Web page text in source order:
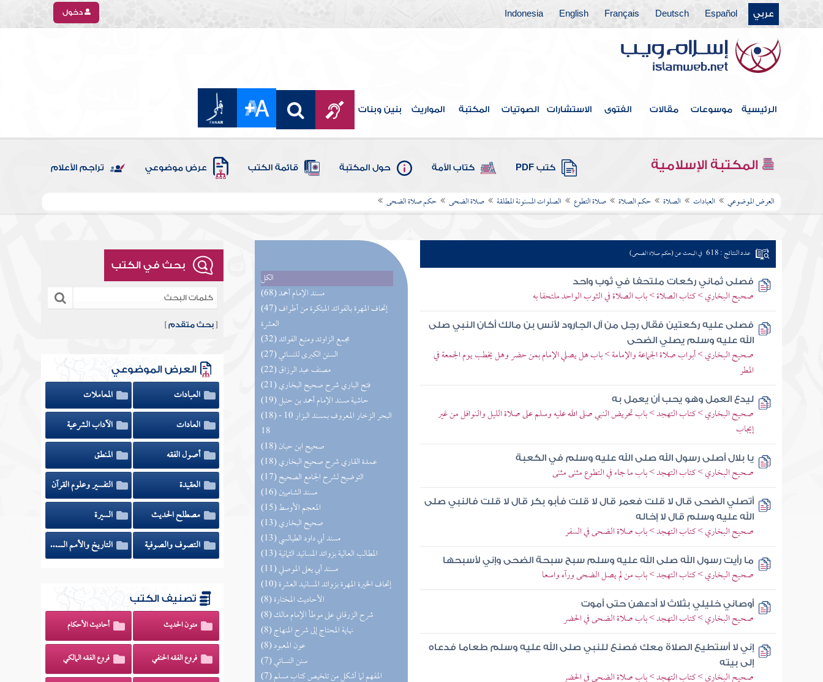
عربي Español
Deutsch
Français
English
Indonesia دخول
الرئيسية موسوعات مقالات الفتوى الاستشارات الصوتيات المكتبة المواريث بنين وبنات
المكتبة الإسلامية كتب PDF كتاب الأمة حول المكتبة قائمة الكتب عرض موضوعي تراجم الأعلام
العرض الموضوعي العبادات الصلاة حكم الصلاة صلاة التطوع الصلوات المسنونة المطلقة صلاة الضحى حكم صلاة الضحى
الكل
(68) مسند الإمام أحمد
(47) إتحاف المهرة بالفوائد المبتكرة من أطراف
العشرة
(32) مجمع الزاوئد ومنبع الفوائد
(27) السنن الكبرى للنسائي
(22) مصنف عبد الرزاق
(21) فتح الباري شرح صحيح البخاري
(19) حاشية مسند الإمام أحمد بن حنبل
(18) البحر الزخار المعروف بمسند البزار 10 -
18
(18) صحيح ابن حبان
(18) عمدة القاري شرح صحيح البخاري
(17) التوضيح لشرح الجامع الصحيح
(16) مسند الشاميين
(15) المعجم الأوسط
(13) صحيح البخاري
(13) مسند أبي داود الطيالسي
(13) المطالب العالية بزوائد المسانيد الثمانية
(11) مسند أبي يعلى الموصلي
(10) إتحاف الخيرة المهرة بزوائد المسانيد العشرة
(8) الأحاديث المختارة
(8) شرح الزرقاني على موطأ الإمام مالك
(8) نهاية المحتاج إلى شرح المنهاج
(8) عون المعبود
(7) سنن النسائي
(7) المفهم لما أشكل من تلخيص كتاب مسلم
عدد النتائج : 618 في البحث عن (حكم صلاة الضحى)
فصلى ثماني ركعات ملتحفا في ثوب واحد
صحيح البخاري > كتاب الصلاة > باب الصلاة في الثوب الواحد ملتحفا به
فصلى عليه ركعتين فقال رجل من آل الجارود لأنس بن مالك أكان النبي صلى
الله عليه وسلم يصلي الضحى
صحيح البخاري > أبواب صلاة الجماعة والإمامة > باب هل يصلي الإمام بمن حضر وهل يخطب يوم الجمعة في
المطر
ليدع العمل وهو يحب أن يعمل به
صحيح البخاري > كتاب التهجد > باب تحريض النبي صلى الله عليه وسلم على صلاة الليل والنوافل من غير
إيجاب
يا بلال أصلى رسول الله صلى الله عليه وسلم في الكعبة
صحيح البخاري > كتاب التهجد > باب ما جاء في التطوع مثنى مثنى
أتصلي الضحى قال لا قلت فعمر قال لا قلت فأبو بكر قال لا قلت فالنبي صلى
الله عليه وسلم قال لا إخاله
صحيح البخاري > كتاب التهجد > باب صلاة الضحى في السفر
ما رأيت رسول الله صلى الله عليه وسلم سبح سبحة الضحى وإني لأسبحها
صحيح البخاري > كتاب التهجد > باب من لم يصل الضحى ورآه واسعا
أوصاني خليلي بثلاث لا أدعهن حتى أموت
صحيح البخاري > كتاب التهجد > باب صلاة الضحى في الحضر
إني لا أستطيع الصلاة معك فصنع للنبي صلى الله عليه وسلم طعاما فدعاه
إلى بيته
صحيح البخاري > كتاب التهجد > باب صلاة الضحى في الحضر
بحث في الكتب
[بحث متقدم ]
العرض الموضوعي
العبادات
المعاملات
العادات
الآداب الشرعية
أصول الفقه
المنطق
العقيدة
التفسير وعلوم القرآن
مصطلح الحديث
السيرة
التصوف والصوفية
التاريخ والأمم السابقة
تصنيف الكتب
متون الحديث أحاديث الأحكام
فروع الفقه الحنفي فروع الفقه المالكي